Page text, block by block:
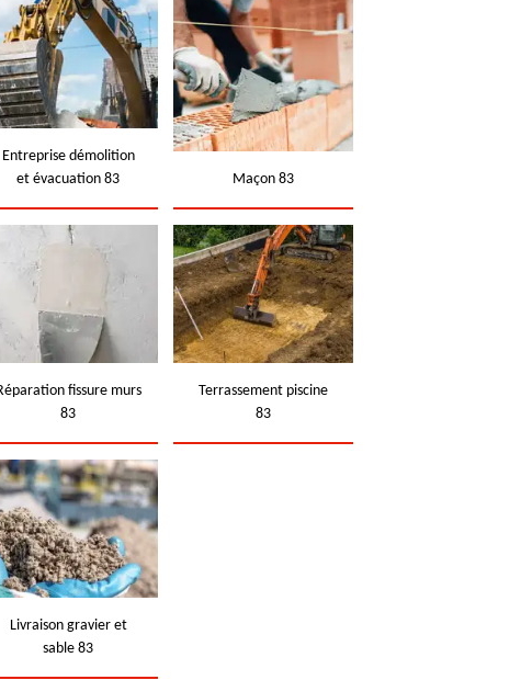
Entreprise démolition
et évacuation 83
Maçon 83
fissure murs
83
Terrassement piscine
83
Livraison gravier et
sable 83